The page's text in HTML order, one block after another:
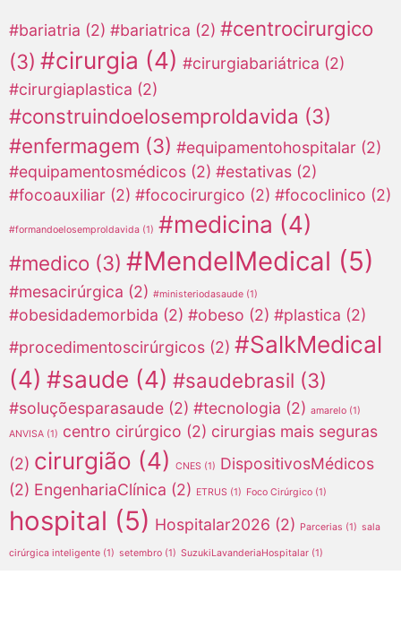
#bariatria (2) #bariatrica (2) #centrocirurgico
(3) #cirurgia (4) #cirurgiabariátrica (2)
#cirurgiaplastica (2)
#construindoelosemproldavida (3)
#enfermagem (3) #equipamentohospitalar (2)
#equipamentosmédicos (2) #estativas (2)
#focoauxiliar (2) #fococirurgico (2) #fococlinico (2)
#formandoelosemproldavida (1) #medicina (4)
#medico (3) #MendelMedical (5)
#mesacirúrgica (2) #ministeriodasaude (1)
#obesidademorbida (2) #obeso (2) #plastica (2)
#procedimentoscirúrgicos (2) #SalkMedical
(4) #saude (4) #saudebrasil (3)
#soluçõesparasaude (2) #tecnologia (2) amarelo (1)
ANVISA (1) centro cirúrgico (2) cirurgias mais seguras
(2) cirurgião (4) CNES (1) DispositivosMédicos
(2) EngenhariaClínica (2) ETRUS (1) Foco Cirúrgico (1)
hospital (5) Hospitalar2026 (2) Parcerias (1) sala
cirúrgica inteligente (1) setembro (1) SuzukiLavanderiaHospitalar (1)